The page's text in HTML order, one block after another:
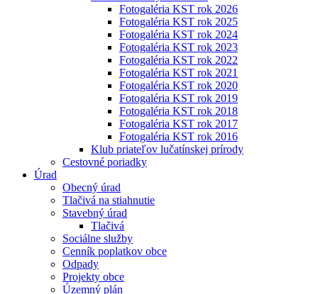
Fotogaléria KST rok 2026
Fotogaléria KST rok 2025
Fotogaléria KST rok 2024
Fotogaléria KST rok 2023
Fotogaléria KST rok 2022
Fotogaléria KST rok 2021
Fotogaléria KST rok 2020
Fotogaléria KST rok 2019
Fotogaléria KST rok 2018
Fotogaléria KST rok 2017
Fotogaléria KST rok 2016
Klub priateľov lučatínskej prírody
Cestovné poriadky
Úrad
Obecný úrad
Tlačivá na stiahnutie
Stavebný úrad
Tlačivá
Sociálne služby
Cenník poplatkov obce
Odpady
Projekty obce
Územný plán